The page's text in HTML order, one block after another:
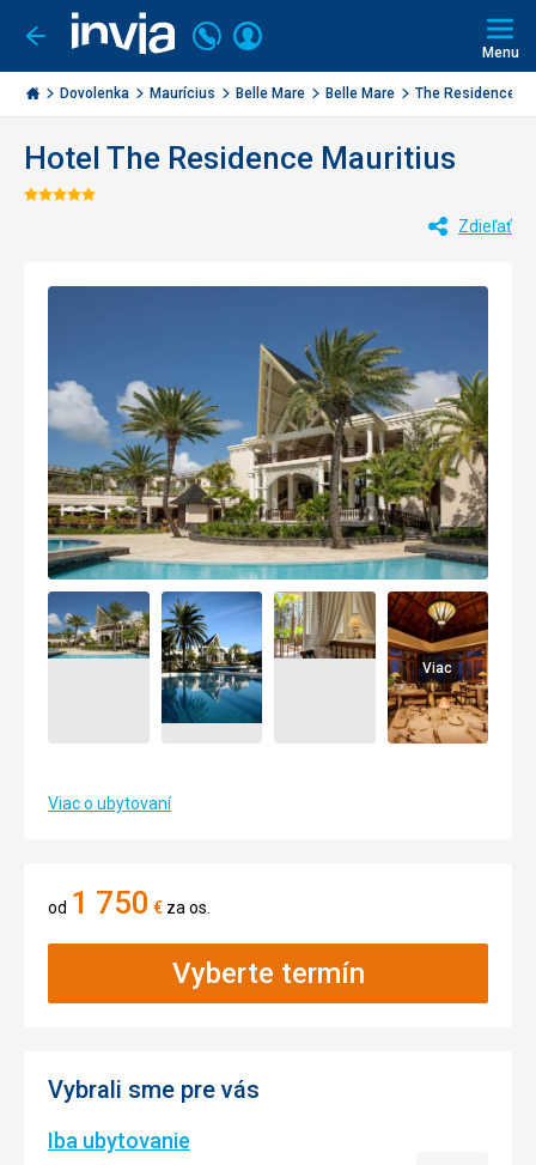
Ísť
späť
Invia.sk
Volajte
+421
2
3221
Prihlásiť
Menu
Dovolenka Maurícius Belle Mare Belle Mare The Residence
Hotel The Residence Mauritius
Hodnotenie:
Zdieľať
Viac
Viac o ubytovaní
od 1 750 € za os.
Vyberte termín
Vybrali sme pre vás
Iba ubytovanie